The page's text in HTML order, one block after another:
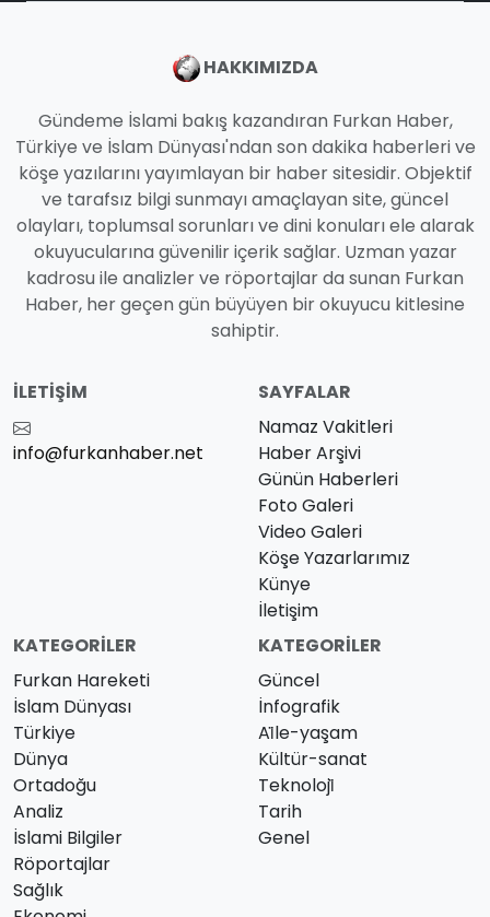
HAKKIMIZDA
Gündeme İslami bakış kazandıran Furkan Haber,
Türkiye ve İslam Dünyası'ndan son dakika haberleri ve
köşe yazılarını yayımlayan bir haber sitesidir. Objektif
ve tarafsız bilgi sunmayı amaçlayan site, güncel
olayları, toplumsal sorunları ve dini konuları ele alarak
okuyucularına güvenilir içerik sağlar. Uzman yazar
kadrosu ile analizler ve röportajlar da sunan Furkan
Haber, her geçen gün büyüyen bir okuyucu kitlesine
sahiptir.
İLETIŞIM
info@furkanhaber.net
SAYFALAR
Namaz Vakitleri
Haber Arşivi
Günün Haberleri
Foto Galeri
Video Galeri
Köşe Yazarlarımız
Künye
İletişim
KATEGORILER
Furkan Hareketi
İslam Dünyası
Türkiye
Dünya
Ortadoğu
Analiz
İslami Bilgiler
Röportajlar
Sağlık
KATEGORILER
Güncel
İnfografik
Ai̇le-yaşam
Kültür-sanat
Teknoloji̇
Tarih
Genel